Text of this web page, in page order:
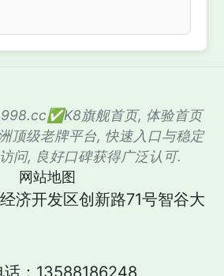
旗舰首页, 体验首页
顶级老牌平台, 快速入口与稳定
问, 良好口碑获得广泛认可.
网站地图
济开发区创新路71号智谷大